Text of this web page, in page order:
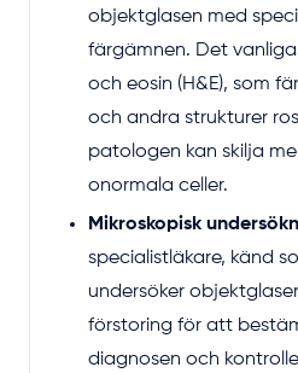
objektglasen med
färgämnen. Det
och eosin (H&E), som
och andra strukturer
patologen kan skilja
onormala celler.
Mikroskopisk
specialistläkare, känd
undersöker
förstoring för att
diagnosen och